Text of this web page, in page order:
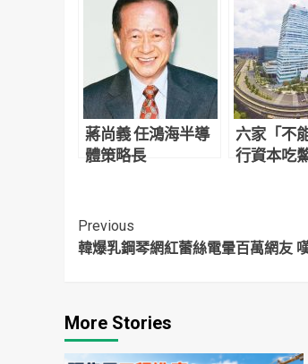
蔣尚義 任鴻海半導
體策略長
六家「不
行資本吃
Continue
Reading
Previous
韓爆乳鋼琴網紅蕾絲電暈百萬網友
More Stories